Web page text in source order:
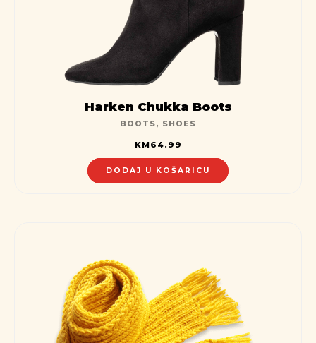
Harken Chukka Boots
BOOTS, SHOES
KM64.99
DODAJ U KOŠARICU